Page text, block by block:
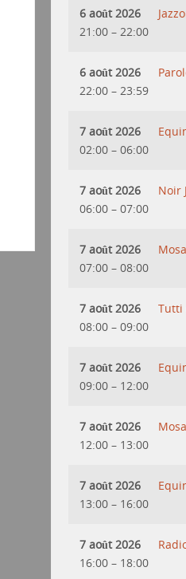
6 août 2026
21:00 – 22:00
6 août 2026
22:00 – 23:59
7 août 2026
02:00 – 06:00
7 août 2026
06:00 – 07:00
Noir
7 août 2026
07:00 – 08:00
7 août 2026
08:00 – 09:00
Tutti
7 août 2026
09:00 – 12:00
7 août 2026
12:00 – 13:00
7 août 2026
13:00 – 16:00
7 août 2026
16:00 – 18:00